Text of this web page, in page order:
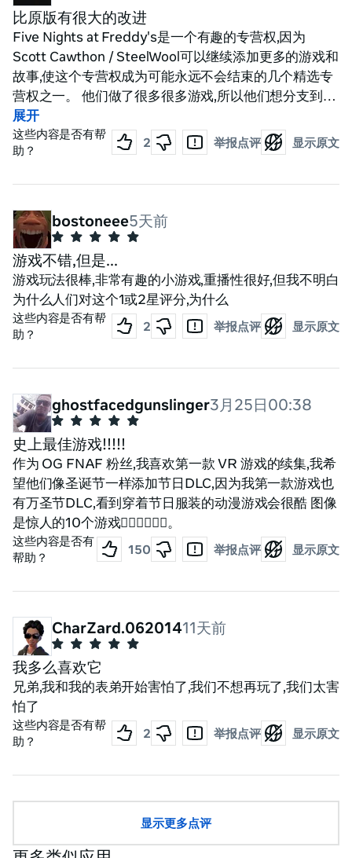
它们变成卷饼,事情是——卷饼部分没有一半时间工作。
你把披萨煮好然后放进卷饼机里。 但它并没有在一半的
时间里把它变成卷饼。 这导致了glamrock chica杀了你,
从我的知识来看没有办法解决它。 除此之外,有趣的游
戏。 也许如果开发人员因为某种原因阅读这个,请修好那
个级别,它只是不再工作了。 有趣的游戏,我想我很快就会
去fnaf 帮助想要1并完成这个游戏! 除此之外,玩得开心,我
希望你为弗雷迪做好准备 更新:我已经打败了所有基地,包
有告诉我做卷饼披萨,所以我通过了关卡。
比原版有很大的改进
Five Nights at Freddy's是一个有趣的专营权,因为
Scott Cawthon / SteelWool可以继续添加更多的游戏和
故事,使这个专营权成为可能永远不会结束的几个精选专
营权之一。 他们做了很多很多游戏,所以他们想分支到虚
拟现实是有道理的。 我很,很高兴他们做到了。 我对第一
场比赛感到非常震惊(虽然我越来越擅长尝试更恐怖的模
式),虽然我从来没有打败过求助,但我买了求助2,只是因为
任务2优化,使它看起来比垃圾压缩的狗屎更糟糕。 这个
游戏没有那个问题。 美极了 仅仅谈论游戏或观看视频永
远不会对待在那儿的正义。 这么紧张,却如此有趣。 旋转
木马穿过绝对是可怕的,尽管我玩得很开心,只是因为我失
去了几次月亮。 很多人不喜欢FNAF的安全漏洞时代,而
且,推伸来说,这场游戏。 但是拜托,拜托,在你试过之前不
要敲它。 真是一场精彩的游戏,我真诚地希望他们继续在
来向我们的任何努力感到兴奋。 一如既往,保持你的黄油
异国情调,你的邦妮的春天!
展开
这些内容是否有帮
助？
2 举报点评 显示原文
bostoneee5天前
游戏不错,但是...
游戏玩法很棒,非常有趣的小游戏,重播性很好,但我不明白
为什么人们对这个1或2星评分,为什么
这些内容是否有帮
助？
2 举报点评 显示原文
ghostfacedgunslinger3月25日00:38
史上最佳游戏!!!!!
作为 OG FNAF 粉丝,我喜欢第一款 VR 游戏的续集,我希
望他们像圣诞节一样添加节日DLC,因为我第一款游戏也
有万圣节DLC,看到穿着节日服装的动漫游戏会很酷 图像
是惊人的10个游戏👍🏻👍🏻😁😁。
这些内容是否有
帮助？
150 举报点评 显示原文
CharZard.06201411天前
我多么喜欢它
兄弟,我和我的表弟开始害怕了,我们不想再玩了,我们太害
怕了
这些内容是否有帮
助？
2 举报点评 显示原文
显示更多点评